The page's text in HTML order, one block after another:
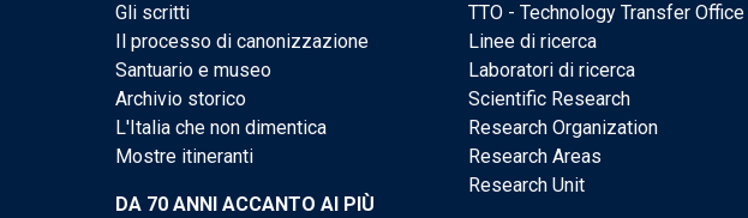
Gli scritti
Il processo di canonizzazione
Santuario e museo
Archivio storico
L'Italia che non dimentica
Mostre itineranti
DA 70 ANNI ACCANTO AI PIÙ
TTO - Technology Transfer Office
Linee di ricerca
Laboratori di ricerca
Scientific Research
Research Organization
Research Areas
Research Unit